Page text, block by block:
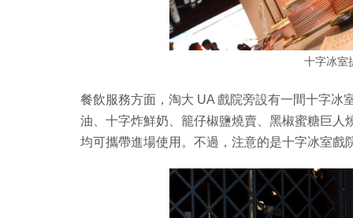
十字冰室
餐飲服務方面，淘大 UA 戲院旁設有一間十字冰
油、十字炸鮮奶、籠仔椒鹽燒賣、黑椒蜜糖巨
均可攜帶進場使用。不過，注意的是十字冰室